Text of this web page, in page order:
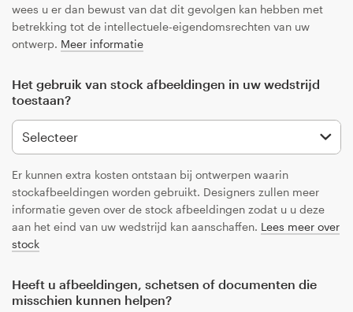
wees u er dan bewust van dat dit gevolgen kan hebben met
betrekking tot de intellectuele-eigendomsrechten van uw
ontwerp. Meer informatie
Het gebruik van stock afbeeldingen in uw wedstrijd
toestaan?
Er kunnen extra kosten ontstaan bij ontwerpen waarin
stockafbeeldingen worden gebruikt. Designers zullen meer
informatie geven over de stock afbeeldingen zodat u u deze
aan het eind van uw wedstrijd kan aanschaffen. Lees meer over
stock
Heeft u afbeeldingen, schetsen of documenten die
misschien kunnen helpen?